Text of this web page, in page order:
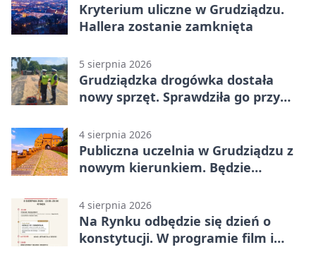
Kryterium uliczne w Grudziądzu.
Hallera zostanie zamknięta
5 sierpnia 2026
Grudziądzka drogówka dostała
nowy sprzęt. Sprawdziła go przy
4 sierpnia 2026
Publiczna uczelnia w Grudziądzu z
nowym kierunkiem. Będzie
4 sierpnia 2026
Na Rynku odbędzie się dzień o
konstytucji. W programie film i